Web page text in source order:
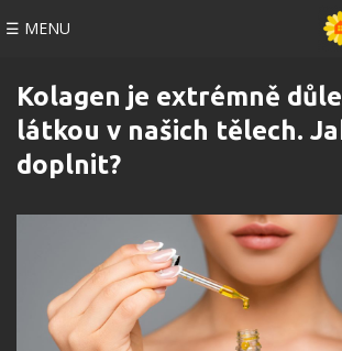
☰ MENU
Kolagen je extrémně
látkou v našich tělech.
doplnit?